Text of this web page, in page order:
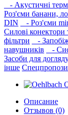
- Акустичні
Роз'єми банани,
DIN
- Роз'єми
Силові конектори
фільтри
-
навушників‎
-
Засоби для
інше
Описание
Отзывов (0)